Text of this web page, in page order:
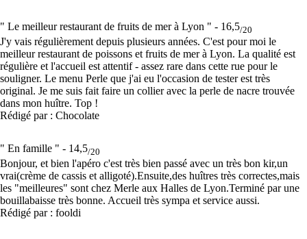
" Le meilleur restaurant de fruits de mer à Lyon " - 16,5/20
J'y vais régulièrement depuis plusieurs années. C'est pour moi le
meilleur restaurant de poissons et fruits de mer à Lyon. La qualité est
régulière et l'accueil est attentif - assez rare dans cette rue pour le
souligner. Le menu Perle que j'ai eu l'occasion de tester est très
original. Je me suis fait faire un collier avec la perle de nacre trouvée
dans mon huître. Top !
Rédigé par : Chocolate
" En famille " - 14,5/20
Bonjour, et bien l'apéro c'est très bien passé avec un très bon kir,un
vrai(crème de cassis et alligoté).Ensuite,des huîtres très correctes,mais
les "meilleures" sont chez Merle aux Halles de Lyon.Terminé par une
bouillabaisse très bonne. Accueil très sympa et service aussi.
Rédigé par : fooldi